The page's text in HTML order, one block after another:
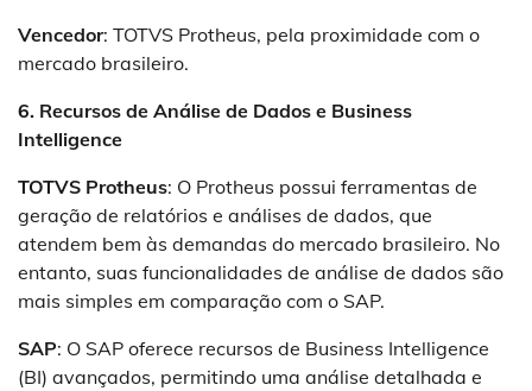
Vencedor: TOTVS Protheus, pela proximidade com o
mercado brasileiro.
6. Recursos de Análise de Dados e Business
Intelligence
TOTVS Protheus: O Protheus possui ferramentas de
geração de relatórios e análises de dados, que
atendem bem às demandas do mercado brasileiro. No
entanto, suas funcionalidades de análise de dados são
mais simples em comparação com o SAP.
SAP: O SAP oferece recursos de Business Intelligence
(BI) avançados, permitindo uma análise detalhada e